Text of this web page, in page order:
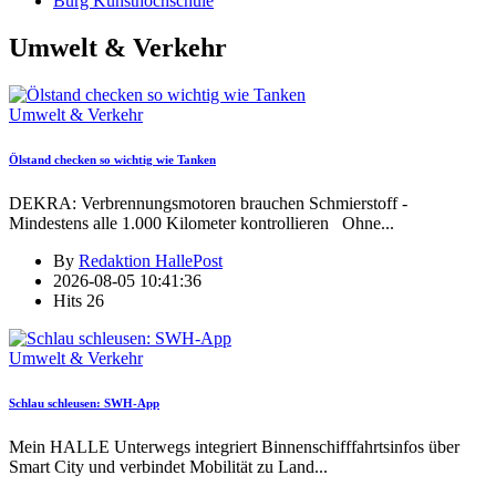
Umwelt & Verkehr
Umwelt & Verkehr
Ölstand checken so wichtig wie Tanken
DEKRA: Verbrennungsmotoren brauchen Schmierstoff -
Mindestens alle 1.000 Kilometer kontrollieren Ohne...
By Redaktion HallePost
2026-08-05 10:41:36
Hits 26
Umwelt & Verkehr
Schlau schleusen: SWH-App
Mein HALLE Unterwegs integriert Binnenschifffahrtsinfos über
Smart City und verbindet Mobilität zu Land...